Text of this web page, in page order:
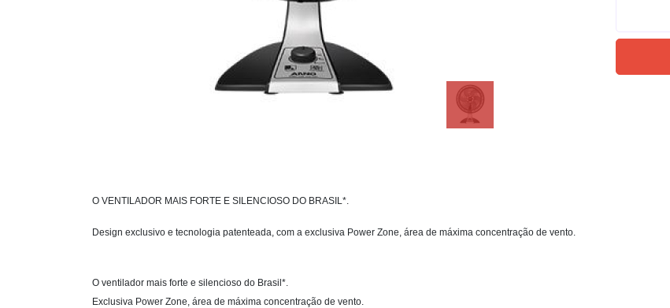
O VENTILADOR MAIS FORTE E SILENCIOSO DO BRASIL*.
Design exclusivo e tecnologia patenteada, com a exclusiva Power Zone, área de máxima concentração de vento.
O ventilador mais forte e silencioso do Brasil*.
Exclusiva Power Zone, área de máxima concentração de vento.